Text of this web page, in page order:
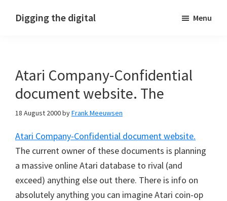
Digging the digital Menu
Atari Company-Confidential
document website. The
18 August 2000byFrank Meeuwsen
Atari Company-Confidential document website.
The current owner of these documents is planning
a massive online Atari database to rival (and
exceed) anything else out there. There is info on
absolutely anything you can imagine Atari coin-op